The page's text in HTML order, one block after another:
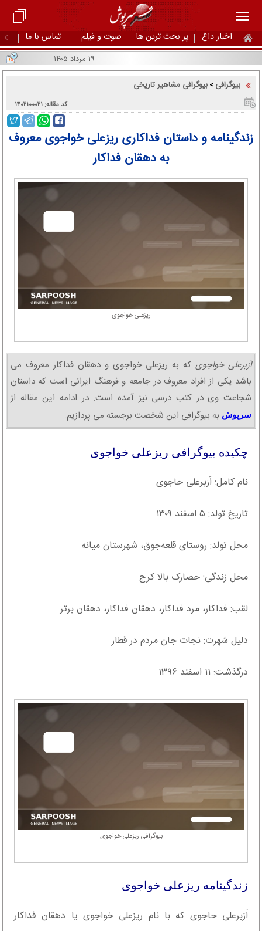
اخبار داغ پر بحث ترین ها صوت و فیلم تماس با ما
بیوگرافی > بیوگرافی مشاهیر تاریخی
کد مقاله: ۱۴۰۲۱۰۰۰۲۱
زندگینامه و داستان فداکاری ریزعلی خواجوی معروف
به دهقان فداکار
ریزعلی خواجوی
اَزبرعلی خواجویکه به ریزعلی خواجوی و دهقان فداکار معروف می
باشد یکی از افراد معروف در جامعه و فرهنگ ایرانی است که داستان
شجاعت وی در کتب درسی نیز آمده است. در ادامه این مقاله از
سرپوش به بیوگرافی این شخصت برجسته می پردازیم.
چکیده بیوگرافی ریزعلی خواجوی
نام کامل: اَزبرعلی حاجوی
تاریخ تولد: ۵ اسفند ۱۳۰۹
محل تولد: روستای قلعه‌جوق، شهرستان میانه
محل زندگی: حصارک بالا کرج
لقب: فداکار، مرد فداکار، دهقان فداکار، دهقان برتر
دلیل شهرت: نجات جان مردم در قطار
درگذشت: ۱۱ اسفند ۱۳۹۶
بیوگرافی ریزعلی خواجوی
زندگینامه ریزعلی خواجوی
اَزبرعلی حاجوی که با نام ریزعلی خواجوی یا دهقان فداکار